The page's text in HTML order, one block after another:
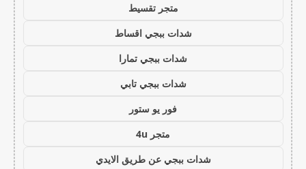
متجر تقسيط
شدات ببجي اقساط
شدات ببجي تمارا
شدات ببجي تابي
فور يو ستور
متجر 4u
شدات ببجي عن طريق الايدي